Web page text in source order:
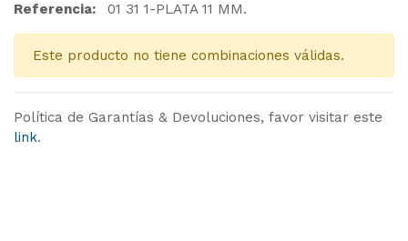
Referencia: 01 31 1-PLATA 11 MM.
Este producto no tiene combinaciones válidas.
Política de Garantías & Devoluciones, favor visitar este
link.